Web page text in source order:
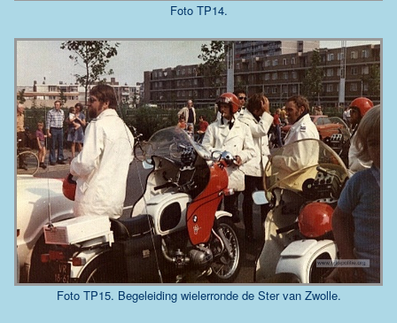
Foto TP14.
Foto TP15. Begeleiding wielerronde de Ster van Zwolle.